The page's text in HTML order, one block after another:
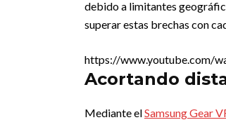
debido a limitantes
superar estas brechas con
https://www.youtube.com/
Acortando
Mediante elSamsung Gear